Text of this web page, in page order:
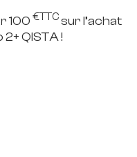
100 €TTCsur l’achat
QISTA !